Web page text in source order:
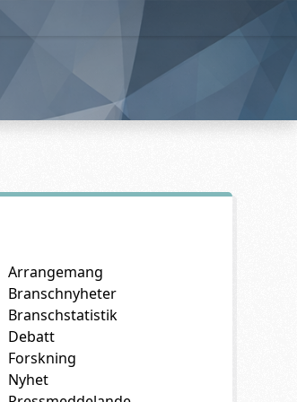
Arrangemang
Branschnyheter
Branschstatistik
Debatt
Forskning
Nyhet